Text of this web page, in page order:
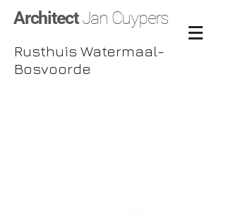
ArchitectJan Cuypers
Rusthuis Watermaal-
Bosvoorde